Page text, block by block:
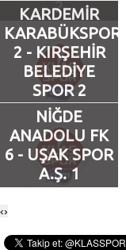
Bisiklet
Diğer Sporlar
Sosyal Medya
Facebook
Google Plus
2
KARDEMİR
KARABÜKSPOR
2 - KIRŞEHİR
BELEDİYE
SPOR 2
NİĞDE
ANADOLU FK
6 - UŞAK SPOR
A.Ş. 1
‹›